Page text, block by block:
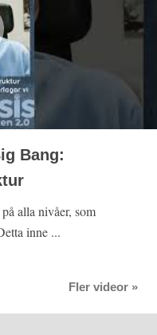
Bang:
alla nivåer, som
inne ...
Fler videor »